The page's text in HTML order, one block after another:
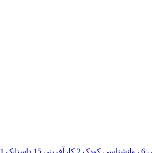
6 روانشناسی کودک 2 کارآفرینی 15 داستانک 1